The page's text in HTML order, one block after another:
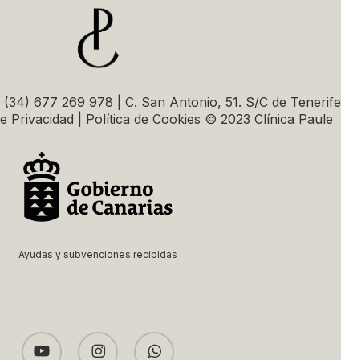
677 269 978 | C. San Antonio, 51. S/C de Tenerife
Privacidad | Política de Cookies © 2023 Clínica Paule
Ayudas y subvenciones recibidas
youtube instagram whatsapp